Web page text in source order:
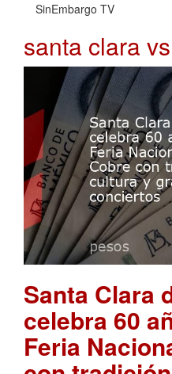
SinEmbargo TV
santa clara
Santa Clara
celebra 60
Feria